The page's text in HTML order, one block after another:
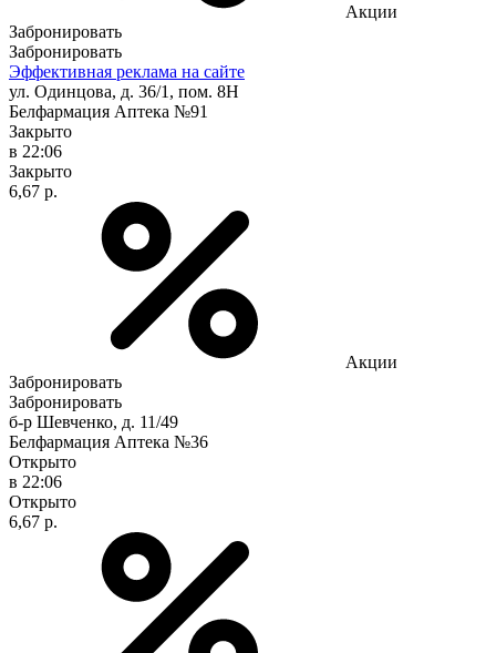
Акции
Забронировать
Забронировать
Эффективная реклама на сайте
ул. Одинцова, д. 36/1, пом. 8Н
Белфармация Аптека №91
Закрыто
в 22:06
Закрыто
6,67 р.
Акции
Забронировать
Забронировать
б-р Шевченко, д. 11/49
Белфармация Аптека №36
Открыто
в 22:06
Открыто
6,67 р.